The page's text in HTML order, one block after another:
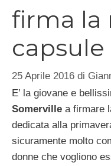
firma la
capsule
25 Aprile 2016 di
E’ la giovane e
Somerville a firmare
dedicata alla
sicuramente molto
donne che vogliono